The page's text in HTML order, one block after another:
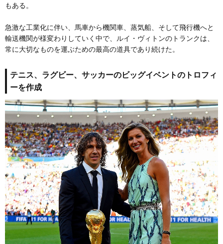
もある。
急激な工業化に伴い、馬車から機関車、蒸気船、そして飛行機へと
輸送機関が様変わりしていく中で、ルイ・ヴィトンのトランクは、
常に大切なものを運ぶための最高の道具であり続けた。
テニス、ラグビー、サッカーのビッグイベントのトロフィ
ーを作成